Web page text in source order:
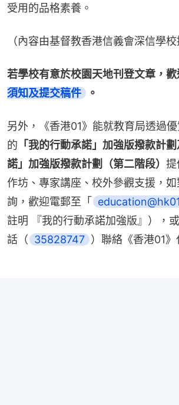
受用的品格素養。
（內容由基督教香港信義會深信學校
若學校有意於校園天地刊登文章，歡
須知及提交稿件
。
另外，《香港01》能就教育局透過
的 「我的行動承諾」加強版撥款計
諾」加強版撥款計劃（第二階段） 提
作坊、專家講座、校外參觀支援，
詢，歡迎電郵至「
註明 『我的行動承諾加強版』），
話（ 35828747 ）聯絡《香港01》